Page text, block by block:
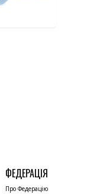
ФЕДЕРАЦІЯ
Про Федерацію